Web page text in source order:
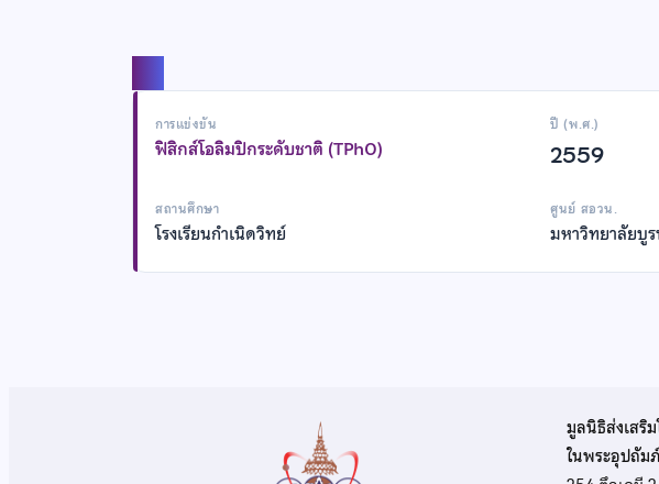
การแข่งขัน
ฟิสิกส์โอลิมปิกระดับชาติ (TPhO)
ปี (พ.ศ.)
2559
สถานศึกษา
โรงเรียนกำเนิดวิทย์
ศูนย์ สอวน.
มหาวิทยาลัยบู
มูลนิธิส่งเสริ
ในพระอุปถัม